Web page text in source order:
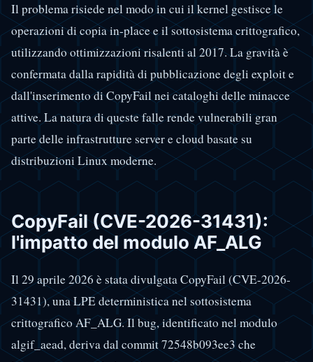
Il problema risiede nel modo in cui il kernel gestisce le
operazioni di copia in-place e il sottosistema crittografico,
utilizzando ottimizzazioni risalenti al 2017. La gravità è
confermata dalla rapidità di pubblicazione degli exploit e
dall'inserimento di CopyFail nei cataloghi delle minacce
attive. La natura di queste falle rende vulnerabili gran
parte delle infrastrutture server e cloud basate su
distribuzioni Linux moderne.
CopyFail (CVE-2026-31431):
l'impatto del modulo AF_ALG
Il 29 aprile 2026 è stata divulgata CopyFail (CVE-2026-
31431), una LPE deterministica nel sottosistema
crittografico AF_ALG. Il bug, identificato nel modulo
algif_aead, deriva dal commit 72548b093ee3 che